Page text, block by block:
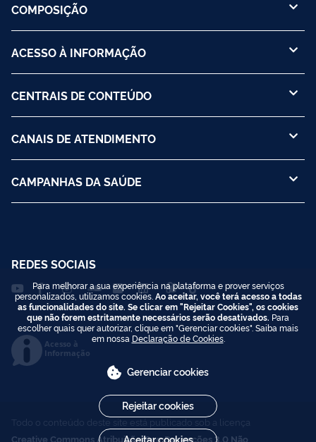
COMPOSIÇÃO
ACESSO À INFORMAÇÃO
CENTRAIS DE CONTEÚDO
CANAIS DE ATENDIMENTO
CAMPANHAS DA SAÚDE
REDES SOCIAIS
Acesso à
Informação
Todo o conteúdo deste site está publicado sob a licença
Creative Commons Atribuição-SemDerivações 3.0 Não
Para melhorar a sua experiência na plataforma e prover serviços
personalizados, utilizamos cookies. Ao aceitar, você terá acesso a todas
as funcionalidades do site. Se clicar em "Rejeitar Cookies", os cookies
que não forem estritamente necessários serão desativados. Para
escolher quais quer autorizar, clique em "Gerenciar cookies". Saiba mais
em nossa Declaração de Cookies.
Gerenciar cookies
Rejeitar cookies
Aceitar cookies